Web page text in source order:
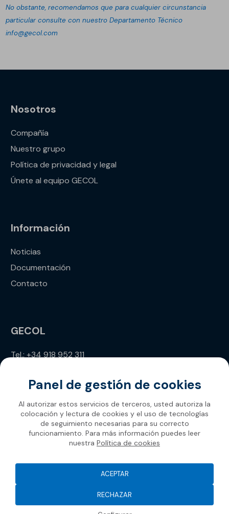
No obstante, recomendamos que para cualquier circunstancia
particular consulte con nuestro Departamento Técnico
info@gecol.com
Nosotros
Compañía
Nuestro grupo
Política de privacidad y legal
Únete al equipo GECOL
Información
Noticias
Documentación
Contacto
GECOL
Tel.: +34 918 952 311
Gecol 2026
Panel de gestión de cookies
Al autorizar estos servicios de terceros, usted autoriza la
colocación y lectura de cookies y el uso de tecnologías
de seguimiento necesarias para su correcto
funcionamiento. Para más información puedes leer
nuestra Política de cookies
RECHAZAR
ACEPTAR